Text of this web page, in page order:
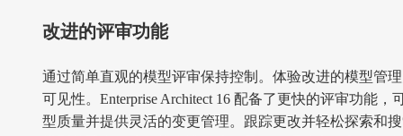
改进的评审功能
通过简单直观的模型评审保持控制。体验改进的模型管
可见性。Enterprise Architect 16 配备了更快的评审功能，
型质量并提供灵活的变更管理。跟踪更改并轻松探索和